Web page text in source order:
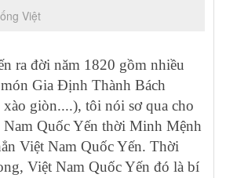
Việt
ra đời năm 1820 gồm nhiều
Gia Định Thành Bách
giòn....), tôi nói sơ qua cho
Quốc Yến thời Minh Mệnh
Việt Nam Quốc Yến. Thời
Việt Nam Quốc Yến đó là bí